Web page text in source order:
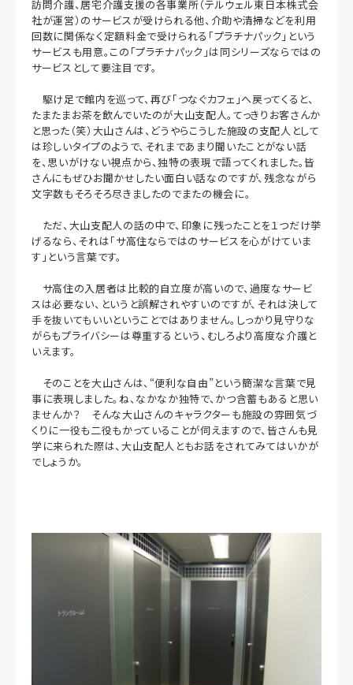
訪問介護、居宅介護支援の各事業所（テルウェル東日本株式会
社が運営）のサービスが受けられる他、介助や清掃などを利用
回数に関係なく定額料金で受けられる「プラチナパック」という
サービスも用意。この「プラチナパック」は同シリーズならではの
サービスとして要注目です。
駆け足で館内を巡って、再び「つなぐカフェ」へ戻ってくると、
たまたまお茶を飲んでいたのが大山支配人。てっきりお客さんか
と思った（笑）大山さんは、どうやらこうした施設の支配人として
は珍しいタイプのようで、それまであまり聞いたことがない話
を、思いがけない視点から、独特の表現で語ってくれました。皆
さんにもぜひお聞かせしたい面白い話なのですが、残念ながら
文字数もそろそろ尽きましたのでまたの機会に。
ただ、大山支配人の話の中で、印象に残ったことを１つだけ挙
げるなら、それは「サ高住ならではのサービスを心がけていま
す」という言葉です。
サ高住の入居者は比較的自立度が高いので、過度なサービ
スは必要ない、というと誤解されやすいのですが、それは決して
手を抜いてもいいということではありません。しっかり見守りな
がらもプライバシーは尊重するという、むしろより高度な介護と
いえます。
そのことを大山さんは、“便利な自由”という簡潔な言葉で見
事に表現しました。ね、なかなか独特で、かつ含蓄もあると思い
ませんか？ そんな大山さんのキャラクターも施設の雰囲気づ
くりに一役も二役もかっていることが伺えますので、皆さんも見
学に来られた際は、大山支配人ともお話をされてみてはいかが
でしょうか。